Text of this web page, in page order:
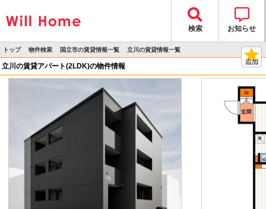
検索 お知らせ
トップ
>
物件検索
>
国立市の賃貸情報一覧
>
立川の賃貸情報一覧
>
立川の賃貸アパート(2LDK)の物件情報